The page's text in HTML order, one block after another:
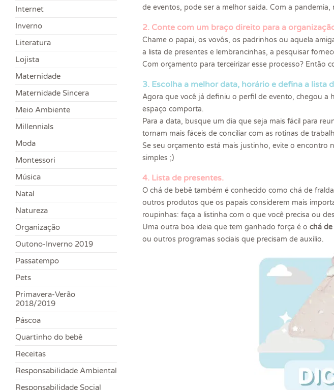
Internet
Inverno
Literatura
Lojista
Maternidade
Maternidade Sincera
Meio Ambiente
Millennials
Moda
Montessori
Música
Natal
Natureza
Organização
Outono-Inverno 2019
Passatempo
Pets
Primavera-Verão
2018/2019
Páscoa
Quartinho do bebê
Receitas
Responsabilidade Ambiental
Responsabilidade Social
de eventos, pode ser a melhor saída. Com a
2. Conte com um braço direito para a
Chame o papai, os vovôs, os padrinhos ou aquela
a lista de presentes e lembrancinhas, a pesquisar
Com orçamento para terceirizar esse processo? Então
3. Escolha a melhor data, horário e defina a lista
Agora que você já definiu o perfil de evento, chegou a
espaço comporta.
Para a data, busque um dia que seja mais fácil para
tornam mais fáceis de conciliar com as rotinas de
Se seu orçamento está mais justinho, evite o encontro
simples ;)
4. Lista de presentes.
O chá de bebê também é conhecido como chá de
outros produtos que os papais considerem mais
roupinhas: faça a listinha com o que você precisa ou
Uma outra boa ideia que tem ganhado força é o chá
ou outros programas sociais que precisam de auxílio.